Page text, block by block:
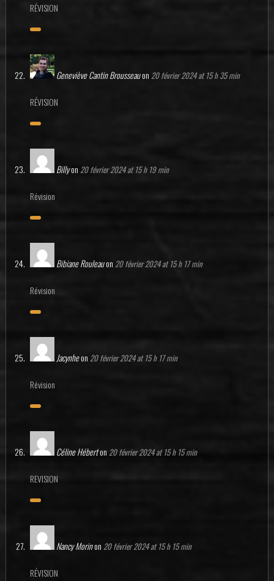
RÉVISION
Geneviève Cantin Brousseauon 20 février 2024 at 15 h 35 min
RÉVISION
Billyon 20 février 2024 at 15 h 19 min
Révision
Bibiane Rouleauon 20 février 2024 at 15 h 17 min
Révision
Jacynheon 20 février 2024 at 15 h 17 min
Révision
Céline Héberton 20 février 2024 at 15 h 15 min
REVISION
Nancy Morinon 20 février 2024 at 15 h 15 min
RÉVISION